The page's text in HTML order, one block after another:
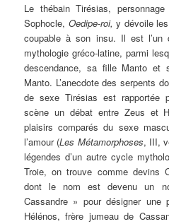
Le thébain Tirésias,
Sophocle, Oedipe-roi, y dévoile
coupable à son insu. Il est l’un
mythologie gréco-latine, parmi
descendance, sa fille Manto et
Manto. L’anecdote des serpents
de sexe Tirésias est rapportée
scène un débat entre Zeus et
plaisirs comparés du sexe
l’amour (Les Métamorphoses, III,
légendes d’un autre cycle
Troie, on trouve comme devins
dont le nom est devenu un
Cassandre » pour désigner une
Hélénos, frère jumeau de